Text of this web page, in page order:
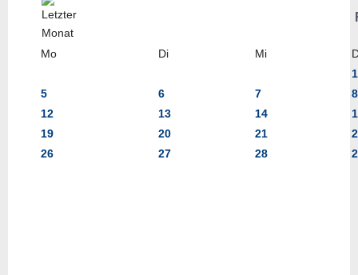
Mo Di Mi
1
5
6 7
8
12
13 14
19
20 21
26
27 28